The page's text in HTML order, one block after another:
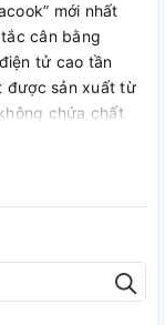
mới nhất
cân bằng
tử cao tần
được sản xuất từ
chứa chất
trong mọi không